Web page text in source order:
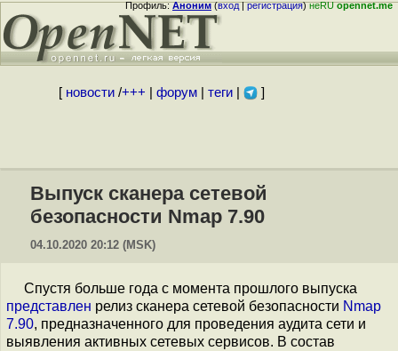
Профиль:Аноним(вход|регистрация)неRUopennet.me
[ новости/+++ форум| теги| ]
Выпуск сканера сетевой
безопасности Nmap 7.90
04.10.2020 20:12 (MSK)
Спустя больше года с момента прошлого выпуска
представлен релиз сканера сетевой безопасности Nmap
7.90, предназначенного для проведения аудита сети и
выявления активных сетевых сервисов. В состав